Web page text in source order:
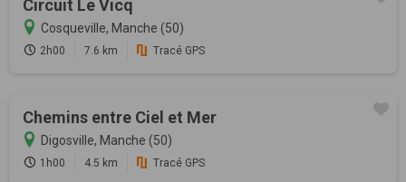
Circuit Le Vicq
Cosqueville, Manche (50)
2h00 7.6 km Tracé GPS
Chemins entre Ciel et Mer
Digosville, Manche (50)
1h00 4.5 km Tracé GPS